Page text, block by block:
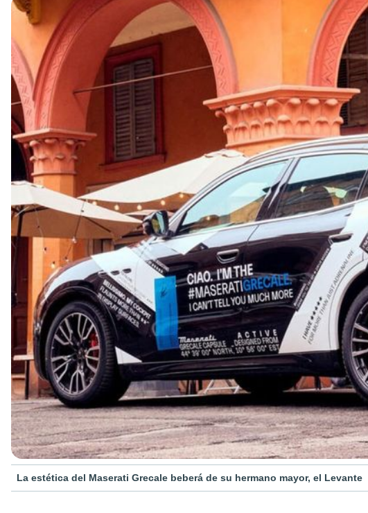
La estética del Maserati Grecale beberá de su hermano mayor, el Levante